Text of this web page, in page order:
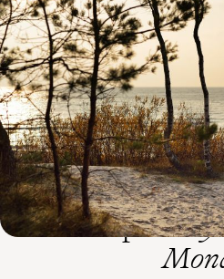
des Pays Baltes
Rouler dans des paysages doux, entre
poursuite de l’âme balte
17 jours, de 4800 à 5800 $ CA
L’esprit